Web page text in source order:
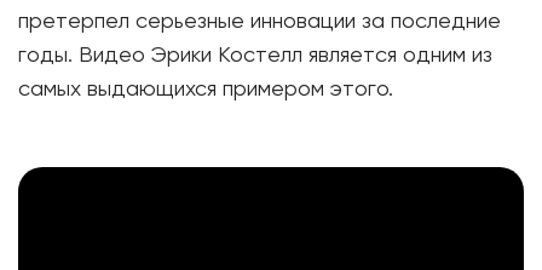
претерпел серьезные инновации за последние
годы. Видео Эрики Костелл является одним из
самых выдающихся примером этого.